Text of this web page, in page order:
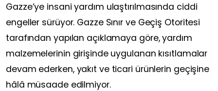
Gazze’ye insani yardım ulaştırılmasında ciddi
engeller sürüyor. Gazze Sınır ve Geçiş Otoritesi
tarafından yapılan açıklamaya göre, yardım
malzemelerinin girişinde uygulanan kısıtlamalar
devam ederken, yakıt ve ticari ürünlerin geçişine
hâlâ müsaade edilmiyor.